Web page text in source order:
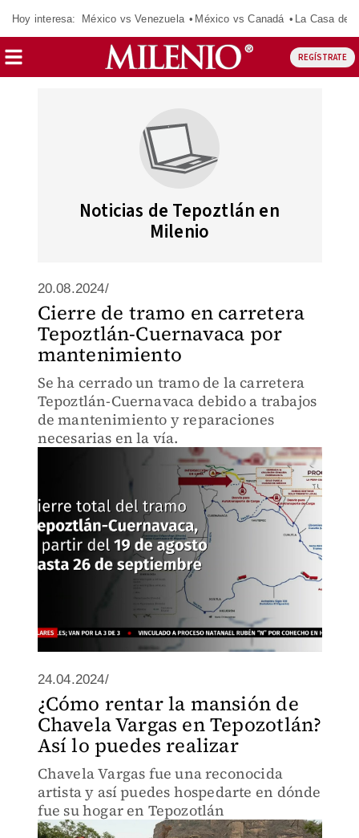
Hoy interesa: México vs Venezuela México vs Canadá La Casa de
REGÍSTRATE
Noticias de Tepoztlán en
Milenio
20.08.2024/
Cierre de tramo en carretera
Tepoztlán-Cuernavaca por
mantenimiento
Se ha cerrado un tramo de la carretera
Tepoztlán-Cuernavaca debido a trabajos
de mantenimiento y reparaciones
necesarias en la vía.
24.04.2024/
¿Cómo rentar la mansión de
Chavela Vargas en Tepozotlán?
Así lo puedes realizar
Chavela Vargas fue una reconocida
artista y así puedes hospedarte en dónde
fue su hogar en Tepozotlán